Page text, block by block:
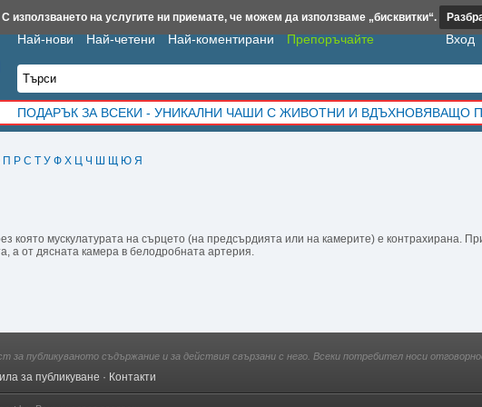
П Р С Т У Ф Х Ц Ч Ш Щ Ю Я
която мускулатурата на сърцето (на предсърдията или на камерите) е контрахирана.
а от дясната камера в белодробната артерия.
Най-нови Най-четени Най-коментирани Препоръчайте Вход
ПОДАРЪК ЗА ВСЕКИ - УНИКАЛНИ ЧАШИ С ЖИВОТНИ И ВДЪХНОВЯВАЩО
NewAge.bg
за публикуваното съдържание и за действия свързани с него. Всеки потребител носи
за публикуване · Контакти
използването на услугите ни приемате, че можем да използваме „бисквитки“.